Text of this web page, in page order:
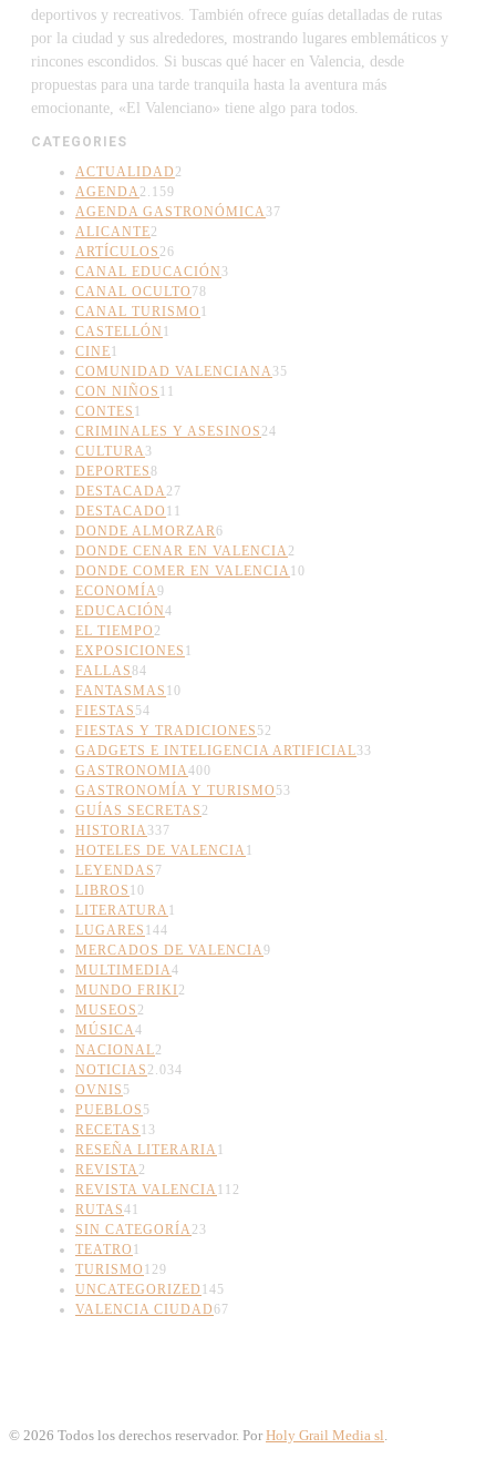
deportivos y recreativos. También ofrece guías detalladas de rutas
por la ciudad y sus alrededores, mostrando lugares emblemáticos y
rincones escondidos. Si buscas qué hacer en Valencia, desde
propuestas para una tarde tranquila hasta la aventura más
emocionante, «El Valenciano» tiene algo para todos.
CATEGORIES
ACTUALIDAD 2
AGENDA2.159
AGENDA GASTRONÓMICA37
ALICANTE2
ARTÍCULOS 26
CANAL EDUCACIÓN 3
CANAL OCULTO 78
CANAL TURISMO 1
CASTELLÓN 1
CINE1
COMUNIDAD VALENCIANA35
CON NIÑOS 11
CONTES 1
CRIMINALES Y ASESINOS 24
CULTURA3
DEPORTES8
DESTACADA27
DESTACADO 11
DONDE ALMORZAR6
DONDE CENAR EN VALENCIA2
DONDE COMER EN VALENCIA10
ECONOMÍA9
EDUCACIÓN4
EL TIEMPO 2
EXPOSICIONES 1
FALLAS84
FANTASMAS 10
FIESTAS 54
FIESTAS Y TRADICIONES 52
GADGETS E INTELIGENCIA ARTIFICIAL33
GASTRONOMIA400
GASTRONOMÍA Y TURISMO 53
GUÍAS SECRETAS 2
HISTORIA337
HOTELES DE VALENCIA1
LEYENDAS 7
LIBROS 10
LITERATURA1
LUGARES 144
MERCADOS DE VALENCIA9
MULTIMEDIA4
MUNDO FRIKI2
MUSEOS 2
MÚSICA4
NACIONAL2
NOTICIAS 2.034
OVNIS 5
PUEBLOS 5
RECETAS 13
RESEÑA LITERARIA1
REVISTA2
REVISTA VALENCIA112
RUTAS41
SIN CATEGORÍA23
TEATRO 1
TURISMO 129
UNCATEGORIZED 145
VALENCIA CIUDAD67
© 2026 Todos los derechos reservador. Por Holy Grail Media sl